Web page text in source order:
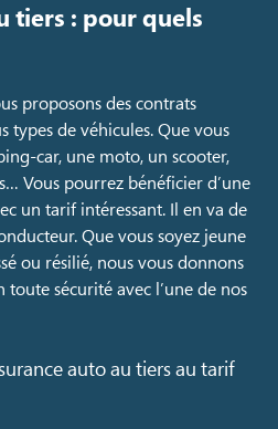
tiers : pour quels
proposons des contrats
types de véhicules. Que vous
car, une moto, un scooter,
Vous pourrez bénéficier d’une
un tarif intéressant. Il en va de
Que vous soyez jeune
ou résilié, nous vous donnons
sécurité avec l’une de nos
auto au tiers au tarif